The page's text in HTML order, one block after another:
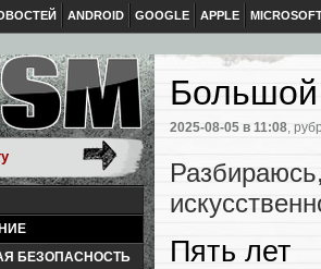
ANDROID GOOGLE APPLE
БЕЗОПАСНОСТЬ
Большой
2025-08-05 в 11:08,
Пять лет